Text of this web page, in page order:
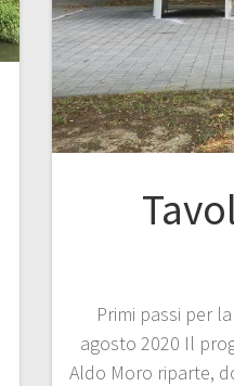
Primi passi per
agosto 2020 Il
Aldo Moro riparte,